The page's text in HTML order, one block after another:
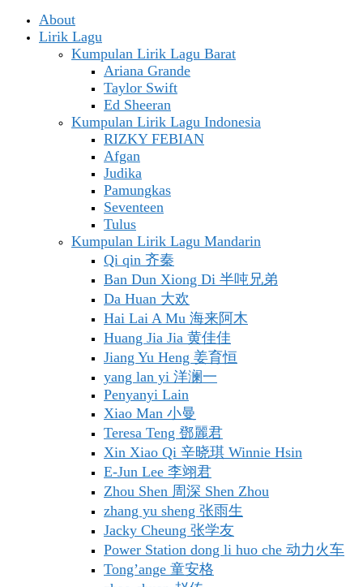
About
Lirik Lagu
Kumpulan Lirik Lagu Barat
Ariana Grande
Taylor Swift
Ed Sheeran
Kumpulan Lirik Lagu Indonesia
RIZKY FEBIAN
Afgan
Judika
Pamungkas
Seventeen
Tulus
Kumpulan Lirik Lagu Mandarin
Qi qin 齐秦
Ban Dun Xiong Di 半吨兄弟
Da Huan 大欢
Hai Lai A Mu 海来阿木
Huang Jia Jia 黄佳佳
Jiang Yu Heng 姜育恒
yang lan yi 洋澜一
Penyanyi Lain
Xiao Man 小曼
Teresa Teng 鄧麗君
Xin Xiao Qi 辛晓琪 Winnie Hsin
E-Jun Lee 李翊君
Zhou Shen 周深 Shen Zhou
zhang yu sheng 张雨生
Jacky Cheung 张学友
Power Station dong li huo che 动力火车
Tong’ange 童安格